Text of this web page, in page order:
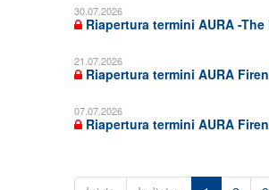
30.07.2026
Riapertura termini AURA -
21.07.2026
Riapertura termini AURA
07.07.2026
Riapertura termini AURA